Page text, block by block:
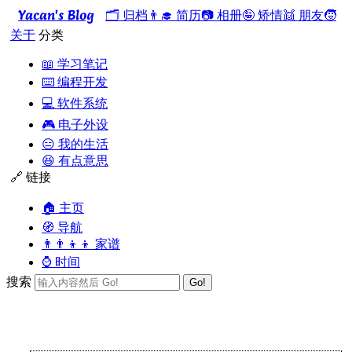
Yacan's Blog 🗂️ 归档 👨‍🎓 简历📷 相册🤪 矫情👯 朋友🧒
关于 分类
📖 学习笔记
⌨️ 编程开发
💻 软件系统
🎮 电子外设
😑 我的生活
😆 有点意思
🔗 链接
🏠 主页
🧭 导航
👨‍👨‍👦‍👦 家谱
⌚ 时间
搜索
Go!